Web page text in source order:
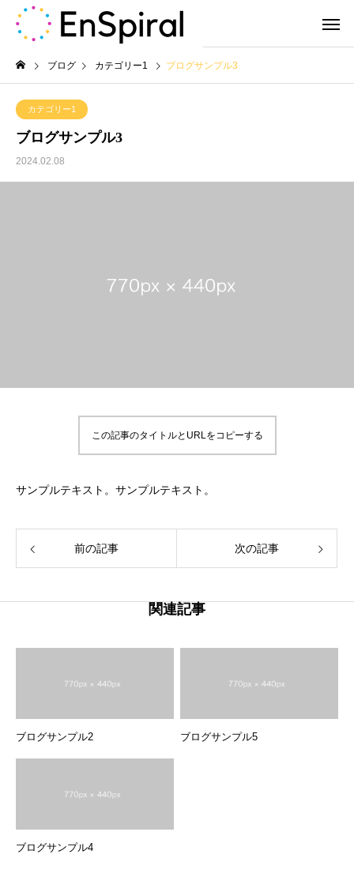
ブログ カテゴリー1 ブログサンプル3
カテゴリー1
ブログサンプル3
2024.02.08
この記事のタイトルとURLをコピーする
サンプルテキスト。サンプルテキスト。
前の記事 次の記事
関連記事
ブログサンプル2 ブログサンプル5
ブログサンプル4